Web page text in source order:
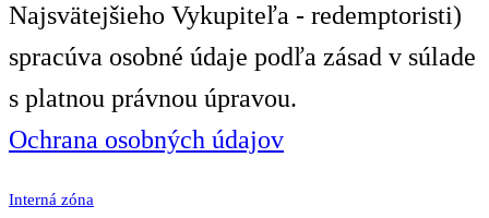
Najsvätejšieho Vykupiteľa - redemptoristi)
spracúva osobné údaje podľa zásad v súlade
s platnou právnou úpravou.
Ochrana osobných údajov
Interná zóna